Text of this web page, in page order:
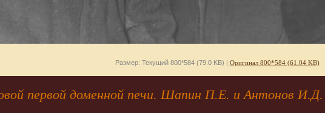
Размер: Текущий 800*584 (79.0 KB) | Оригинал 800*584 (61.04 KB)
первой доменной печи. Шапин П.Е. и Антонов И.Д.